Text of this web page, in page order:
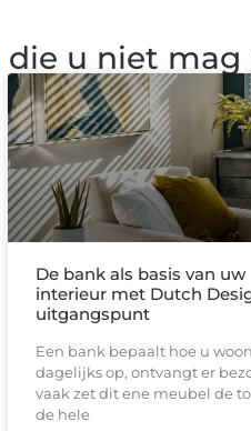
die u niet mag
De bank als basis van uw
interieur met Dutch
uitgangspunt
Een bank bepaalt hoe u
dagelijks op, ontvangt er
vaak zet dit ene meubel de
de hele